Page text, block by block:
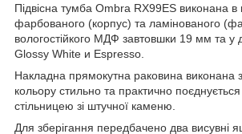
Підвісна тумба Ombra RX99ES виконана в
фарбованого (корпус) та ламінованого
вологостійкого МДФ завтовшки 19 мм та у
Glossy White и Espresso
Накладна прямокутна раковина виконана з
кольору стильно та практично
стільницею зі штучної каменю.
Для зберігання передбачено два висувні